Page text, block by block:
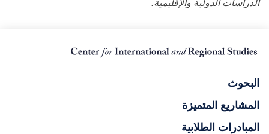
الدراسات الدولية والإقليمية.
البحوث
المشاريع المتميزة
المبادرات الطلابية